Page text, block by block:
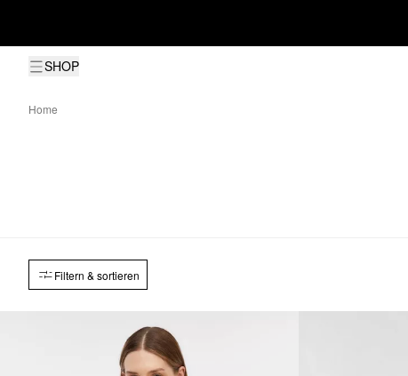
SHOP
Home
Filtern & sortieren